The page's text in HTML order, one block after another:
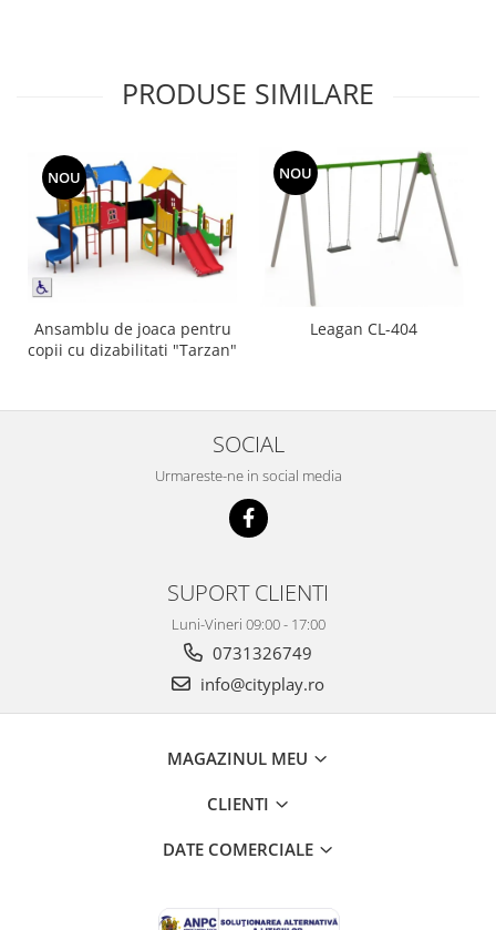
PRODUSE SIMILARE
NOU
Ansamblu de joaca pentru
copii cu dizabilitati "Tarzan"
NOU
Leagan CL-404
SOCIAL
Urmareste-ne in social media
SUPORT CLIENTI
Luni-Vineri 09:00 - 17:00
0731326749
info@cityplay.ro
MAGAZINUL MEU
CLIENTI
DATE COMERCIALE